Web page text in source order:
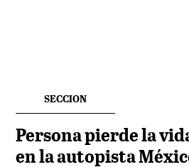
SECCION
Persona pierde la
en la autopista